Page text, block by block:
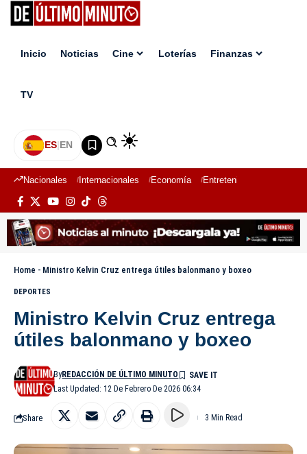
Inicio Noticias Cine Loterías Finanzas
TV
ES|EN
Nacionales Internacionales Economía Entretenimiento
Home - Ministro Kelvin Cruz entrega útiles balonmano y boxeo
DEPORTES
Ministro Kelvin Cruz entrega
útiles balonmano y boxeo
Last Updated: 12 De Febrero De 2026 06:34
ByREDACCIÓN DE ÚLTIMO MINUTO
Share 3 Min Read